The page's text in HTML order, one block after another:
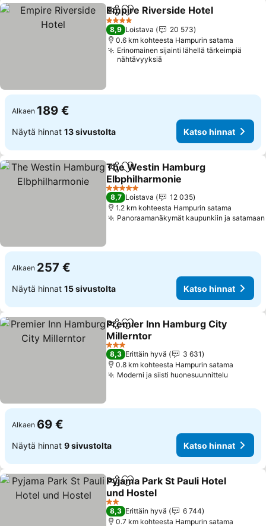
Jaa Lisää suosikkeihin
Empire Riverside Hotel
4 Tähtiluokitus
8,9 Loistava
20 573
0.6 km kohteesta Hampurin satama
Erinomainen sijainti lähellä tärkeimpiä
nähtävyyksiä
Alkaen 189 €
Näytä hinnat 13 sivustolta Katso hinnat
Jaa Lisää suosikkeihin
The Westin Hamburg
Elbphilharmonie
Katso hinnat
5 Tähtiluokitus
8,7 Loistava
12 035
1.2 km kohteesta Hampurin satama
Panoraamanäkymät kaupunkiin ja satamaan
Alkaen 257 €
Näytä hinnat 15 sivustolta Katso hinnat
Jaa Lisää suosikkeihin
Premier Inn Hamburg City
Millerntor
Katso hinnat
3 Tähtiluokitus
8,3 Erittäin hyvä
3 631
0.8 km kohteesta Hampurin satama
Moderni ja siisti huonesuunnittelu
Alkaen 69 €
Näytä hinnat 9 sivustolta Katso hinnat
Jaa Lisää suosikkeihin
Pyjama Park St Pauli Hotel
und Hostel
Katso hinnat
2 Tähtiluokitus
8,3 Erittäin hyvä
6 744
0.7 km kohteesta Hampurin satama